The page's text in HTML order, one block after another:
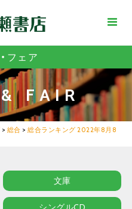
フェア
FAIR
> 総合 > 総合ランキング 2022年8月8
文庫